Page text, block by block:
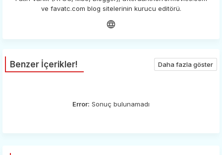
ve favatc.com blog sitelerinin kurucu editörü.
Benzer İçerikler! Daha fazla göster
Error: Sonuç bulunamadı